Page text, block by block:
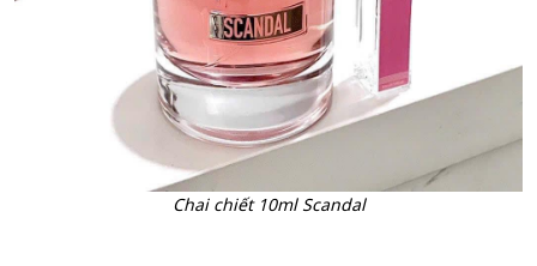
Chai chiết 10ml Scandal